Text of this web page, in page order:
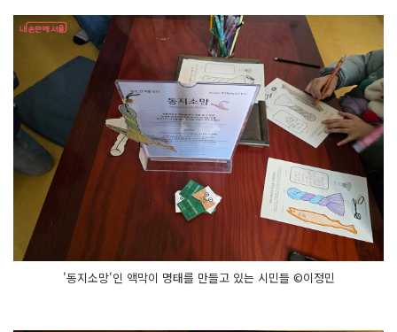
'동지소망'인 액막이 명태를 만들고 있는 시민들 ©이정민